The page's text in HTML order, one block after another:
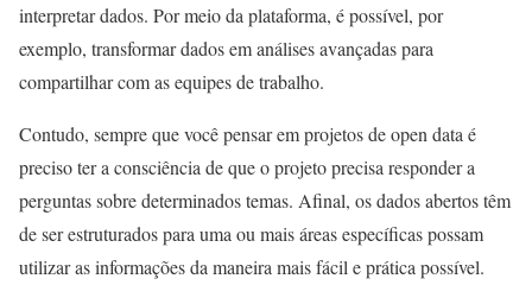
interpretar dados. Por meio da plataforma, é possível, por
exemplo, transformar dados em análises avançadas para
compartilhar com as equipes de trabalho.
Contudo, sempre que você pensar em projetos de open data é
preciso ter a consciência de que o projeto precisa responder a
perguntas sobre determinados temas. Afinal, os dados abertos têm
de ser estruturados para uma ou mais áreas específicas possam
utilizar as informações da maneira mais fácil e prática possível.